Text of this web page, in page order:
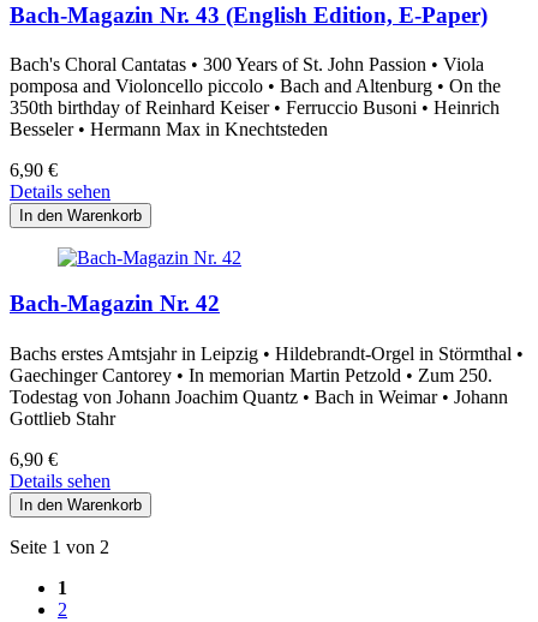
Bach-Magazin Nr. 43 (English Edition, E-Paper)
Bach's Choral Cantatas • 300 Years of St. John Passion • Viola
pomposa and Violoncello piccolo • Bach and Altenburg • On the
350th birthday of Reinhard Keiser • Ferruccio Busoni • Heinrich
Besseler • Hermann Max in Knechtsteden
6,90 €
Details sehen
Bach-Magazin Nr. 42
Bachs erstes Amtsjahr in Leipzig • Hildebrandt-Orgel in Störmthal •
Gaechinger Cantorey • In memorian Martin Petzold • Zum 250.
Todestag von Johann Joachim Quantz • Bach in Weimar • Johann
Gottlieb Stahr
6,90 €
Details sehen
Seite 1 von 2
1
2